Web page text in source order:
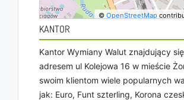
©OpenStreetMap
KANTOR
Kantor Wymiany Walut znajdujący
adresem ul Kolejowa 16 w mieście
swoim klientom wiele popularnych
jak: Euro, Funt szterling, Korona